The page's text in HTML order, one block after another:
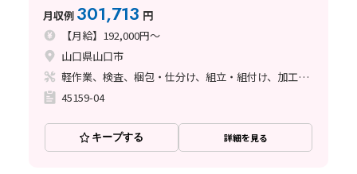
月収例 301,713 円
【月給】192,000円～
山口県山口市
軽作業、検査、梱包・仕分け、組立・組付け、加工、マシンオペレーター、立ち作業
45159-04
キープする 詳細を見る